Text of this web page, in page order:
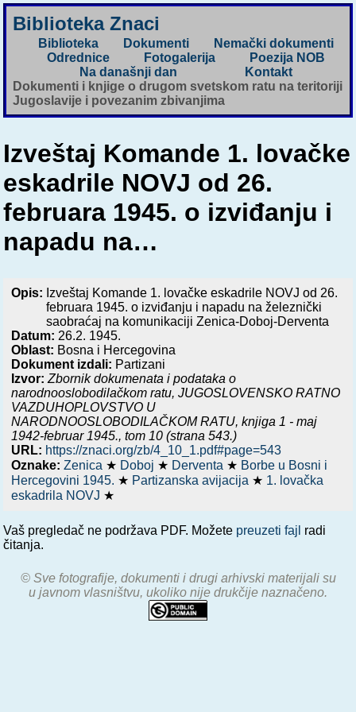
Biblioteka Znaci
Biblioteka Dokumenti
Nemački dokumenti
Odrednice
Fotogalerija
Poezija NOB
Na današnji dan
Kontakt
Dokumenti i knjige o drugom svetskom ratu na teritoriji
Jugoslavije i povezanim zbivanjima
Izveštaj Komande 1. lovačke
eskadrile NOVJ od 26.
februara 1945. o izviđanju i
napadu na…
Opis: Izveštaj Komande 1. lovačke eskadrile NOVJ od 26.
februara 1945. o izviđanju i napadu na železnički
saobraćaj na komunikaciji Zenica-Doboj-Derventa
Datum: 26.2. 1945.
Oblast: Bosna i Hercegovina
Dokument izdali: Partizani
Izvor: Zbornik dokumenata i podataka o
narodnooslobodilačkom ratu,JUGOSLOVENSKO RATNO
VAZDUHOPLOVSTVO U
NARODNOOSLOBODILAČKOM RATU, knjiga 1 - maj
1942-februar 1945., tom 10 (strana 543.)
URL: https://znaci.org/zb/4_10_1.pdf#page=543
Oznake:Zenica ★ Doboj ★ Derventa ★ Borbe u Bosni i
Hercegovini 1945. ★ Partizanska avijacija ★ 1. lovačka
eskadrila NOVJ ★
Vaš pregledač ne podržava PDF. Možete preuzeti fajl radi
čitanja.
© Sve fotografije, dokumenti i drugi arhivski materijali su
u javnom vlasništvu, ukoliko nije drukčije naznačeno.